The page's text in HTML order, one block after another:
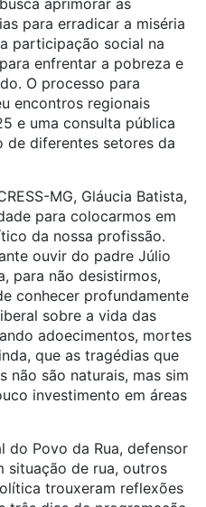
aprimorar as
para erradicar a miséria
participação social na
enfrentar a pobreza e
O processo para
encontros regionais
e uma consulta pública
diferentes setores da
MG, Gláucia Batista,
para colocarmos em
da nossa profissão.
ouvir do padre Júlio
para não desistirmos,
conhecer profundamente
sobre a vida das
adoecimentos, mortes
que as tragédias que
não são naturais, mas sim
investimento em áreas
do Povo da Rua, defensor
situação de rua, outros
trouxeram reflexões